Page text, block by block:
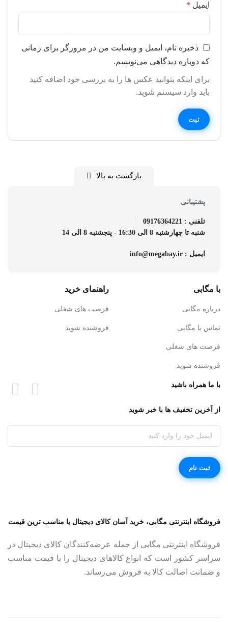
ایمیل *
ذخیره نام، ایمیل و وبسایت من در مرورگر برای زمانی
که دوباره دیدگاهی می‌نویسم.
برای اینکه بتوانید عکس ها را به بررسی خود اضافه کنید
باید وارد سیستم شوید.
بازگشت به بالا
پشتیبانی
تلفنی : 09176364221
شنبه تا چهارشنبه 8 الی 16:30 - پنجشنبه 8 الی 14
ایمیل : info@megabay.ir
با مگابی
درباره مگابی
تماس با مگابی
فرصت های شغلی
فروشنده شوید
راهنمای خرید
فرصت های شغلی
فروشنده شوید
با ما همراه باشید
از آخرین تخفیف ها با خبر شوید
فروشگاه اینترنتی مگابی، خرید آسان کالای دیجیتال با مناسب ترین قیمت
فروشگاه اینترنتی مگابی از جمله عرضه‌کنندگان کالای دیجیتال در
سراسر کشور است که انواع کالاهای دیجیتال را با قیمت مناسب
و ضمانت اصالت کالا به فروش می‌رساند.